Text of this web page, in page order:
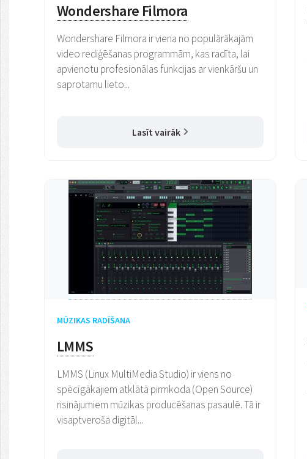
Wondershare Filmora
Wondershare Filmora ir viena no populārākajām
video rediģēšanas programmām, kas radīta, lai
apvienotu profesionālas funkcijas ar vienkāršu un
saprotamu lieto...
Lasīt vairāk
MŪZIKAS RADĪŠANA
LMMS
LMMS (Linux MultiMedia Studio) ir viens no
spēcīgākajiem atklātā pirmkoda (Open Source)
risinājumiem mūzikas producēšanas pasaulē. Tā ir
visaptveroša digitāl...